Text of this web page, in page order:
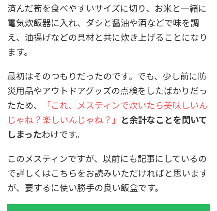
済んだ筍を食べやすいサイズに切り、お米と一緒に
電気炊飯器に入れ、ダシと醤油や酒などで味を調
え、油揚げなどの具材と共に炊き上げることになり
ます。
最初はそのつもりだったのです。でも、少し前に防
災用品やアウトドアグッズの点検をしたばかりだっ
たため、
「これ、メスティンで炊いたら美味しいん
じゃね？楽しいんじゃね？」 と余計なことを閃いて
しまったわけです。
このメスティンですが、以前にも記事にしているの
で詳しくはこちらをお読みいただければと思います
が、要するに使い勝手の良い飯盒です。